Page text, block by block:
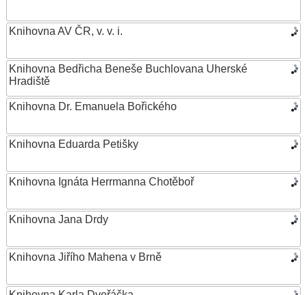
Knihovna AV ČR, v. v. i.
Knihovna Bedřicha Beneše Buchlovana Uherské
Hradiště
Knihovna Dr. Emanuela Bořického
Knihovna Eduarda Petišky
Knihovna Ignáta Herrmanna Chotěboř
Knihovna Jana Drdy
Knihovna Jiřího Mahena v Brně